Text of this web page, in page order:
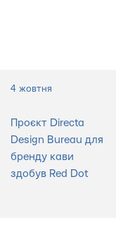
4 жовтня
Проєкт Directa
Design Bureau для
бренду кави
здобув Red Dot